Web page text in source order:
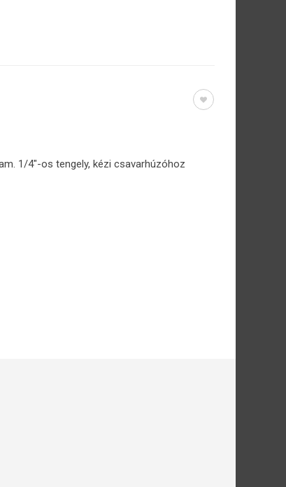
1/4″-os tengely, kézi csavarhúzóhoz